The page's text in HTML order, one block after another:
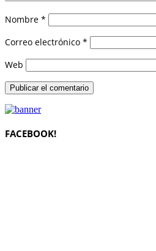
Nombre *
Correo electrónico *
Web
FACEBOOK!